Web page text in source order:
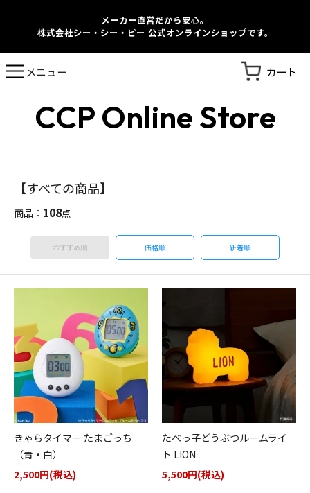
メーカー直営だから安心。
株式会社シー・シー・ピー 公式オンラインショップです。
メニュー カート
CCP Online Store
【すべての商品】
商品： 108点
おすすめ順 価格順 新着順
きゃらタイマー たまごっち
（青・白）
2,500円(税込)
たべっ子どうぶつルームライ
ト LION
5,500円(税込)